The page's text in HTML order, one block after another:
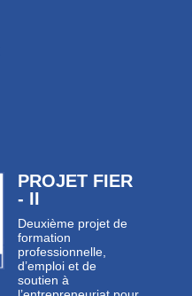
PROJET FIER
- II
Deuxième projet de
formation
professionnelle,
d’emploi et de
soutien à